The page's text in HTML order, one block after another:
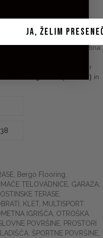
za najzahtevnejša športna
trpežnost, odpornost na
Ta ploščica je idealna za
aktivnosti, kjer je potrebna
zunanje športne površine, ter
za
“Rolling load” (EN1569) in
Bergo Flooring
TELOVADNICE GARAŽA
TERASE
KLET, MULTISPORT
IGRIŠČA OTROŠKA
POVRŠINE PROSTORI
ŠPORTNE POVRŠINE
JA, ŽELIM